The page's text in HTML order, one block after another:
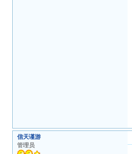
信天谨游
管理员